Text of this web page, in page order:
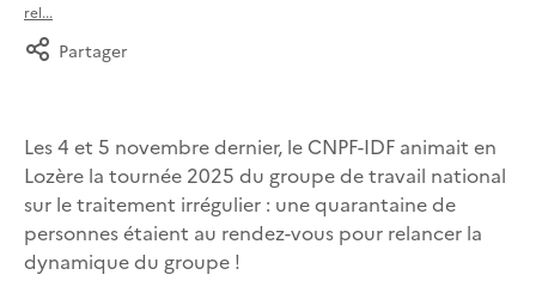
rel...
Partager
Les 4 et 5 novembre dernier, le CNPF-IDF animait en
Lozère la tournée 2025 du groupe de travail national
sur le traitement irrégulier : une quarantaine de
personnes étaient au rendez-vous pour relancer la
dynamique du groupe !